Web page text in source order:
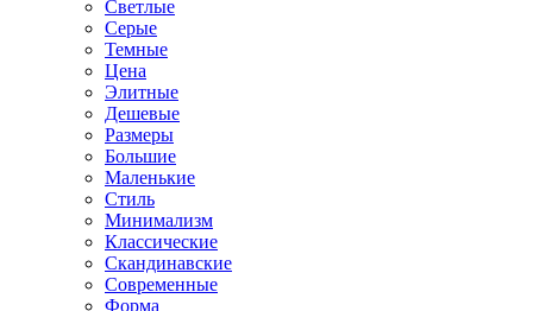
Светлые
Серые
Темные
Цена
Элитные
Дешевые
Размеры
Большие
Маленькие
Стиль
Минимализм
Классические
Скандинавские
Современные
Форма